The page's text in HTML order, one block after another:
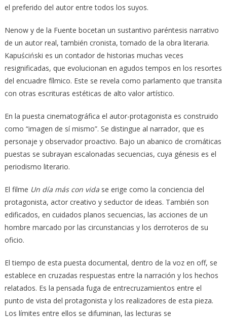
el preferido del autor entre todos los suyos.
Nenow y de la Fuente bocetan un sustantivo paréntesis narrativo
de un autor real, también cronista, tomado de la obra literaria.
Kapuściński es un contador de historias muchas veces
resignificadas, que evolucionan en agudos tempos en los resortes
del encuadre fílmico. Este se revela como parlamento que transita
con otras escrituras estéticas de alto valor artístico.
En la puesta cinematográfica el autor-protagonista es construido
como “imagen de sí mismo”. Se distingue al narrador, que es
personaje y observador proactivo. Bajo un abanico de cromáticas
puestas se subrayan escalonadas secuencias, cuya génesis es el
periodismo literario.
El filme Un día más con vidase erige como la conciencia del
protagonista, actor creativo y seductor de ideas. También son
edificados, en cuidados planos secuencias, las acciones de un
hombre marcado por las circunstancias y los derroteros de su
oficio.
El tiempo de esta puesta documental, dentro de la voz en off, se
establece en cruzadas respuestas entre la narración y los hechos
relatados. Es la pensada fuga de entrecruzamientos entre el
punto de vista del protagonista y los realizadores de esta pieza.
Los límites entre ellos se difuminan, las lecturas se